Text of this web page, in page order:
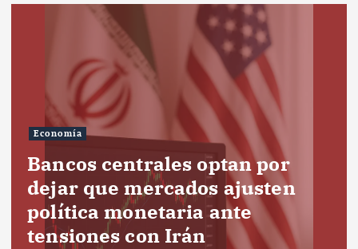
Economía
Bancos centrales optan por
dejar que mercados ajusten
política monetaria ante
tensiones con Irán